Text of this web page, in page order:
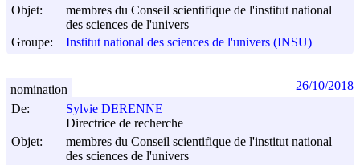
Objet:
membres du Conseil scientifique de l'institut national
des sciences de l'univers
Groupe:
Institut national des sciences de l'univers (INSU)
De:
Sylvie DERENNE
Directrice de recherche
Objet:
membres du Conseil scientifique de l'institut national
des sciences de l'univers
nomination 26/10/2018